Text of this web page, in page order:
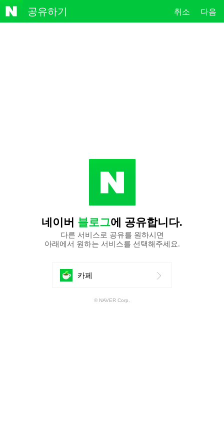
NAVE
공유하기 취소 다음
네이버 블로그에 공유합니다.
다른 서비스로 공유를 원하시면
아래에서 원하는 서비스를 선택해주세요.
카페
공
© NAVER Corp.